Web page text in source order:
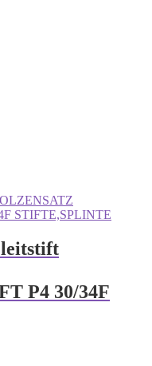
P4 30/34F